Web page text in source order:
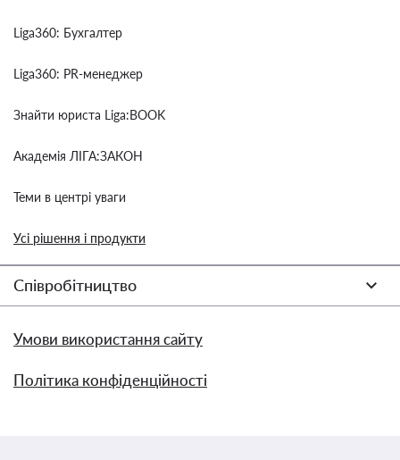
Liga360: Бухгалтер
Liga360: PR-менеджер
Знайти юриста Liga:BOOK
Академія ЛІГА:ЗАКОН
Теми в центрі уваги
Усі рішення і продукти
Співробітництво
Умови використання сайту
Політика конфіденційності